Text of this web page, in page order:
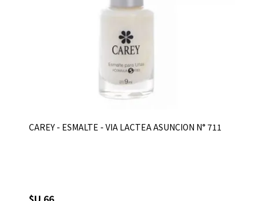
CAREY - ESMALTE - VIA LACTEA ASUNCION N° 711